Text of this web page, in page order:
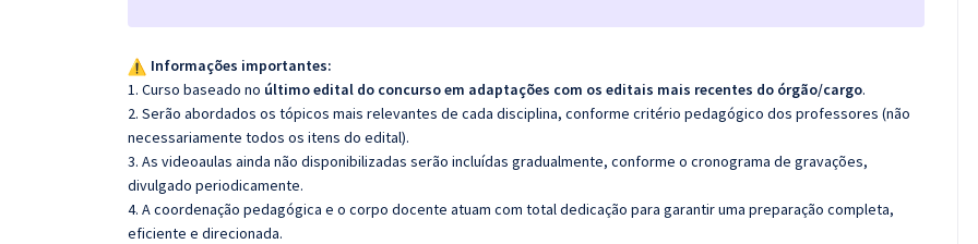
Informações importantes:
1. Curso baseado no último edital do concurso em adaptações com os editais mais recentes do órgão/cargo.
2. Serão abordados os tópicos mais relevantes de cada disciplina, conforme critério pedagógico dos professores (não
necessariamente todos os itens do edital).
3. As videoaulas ainda não disponibilizadas serão incluídas gradualmente, conforme o cronograma de gravações,
divulgado periodicamente.
4. A coordenação pedagógica e o corpo docente atuam com total dedicação para garantir uma preparação completa,
eficiente e direcionada.